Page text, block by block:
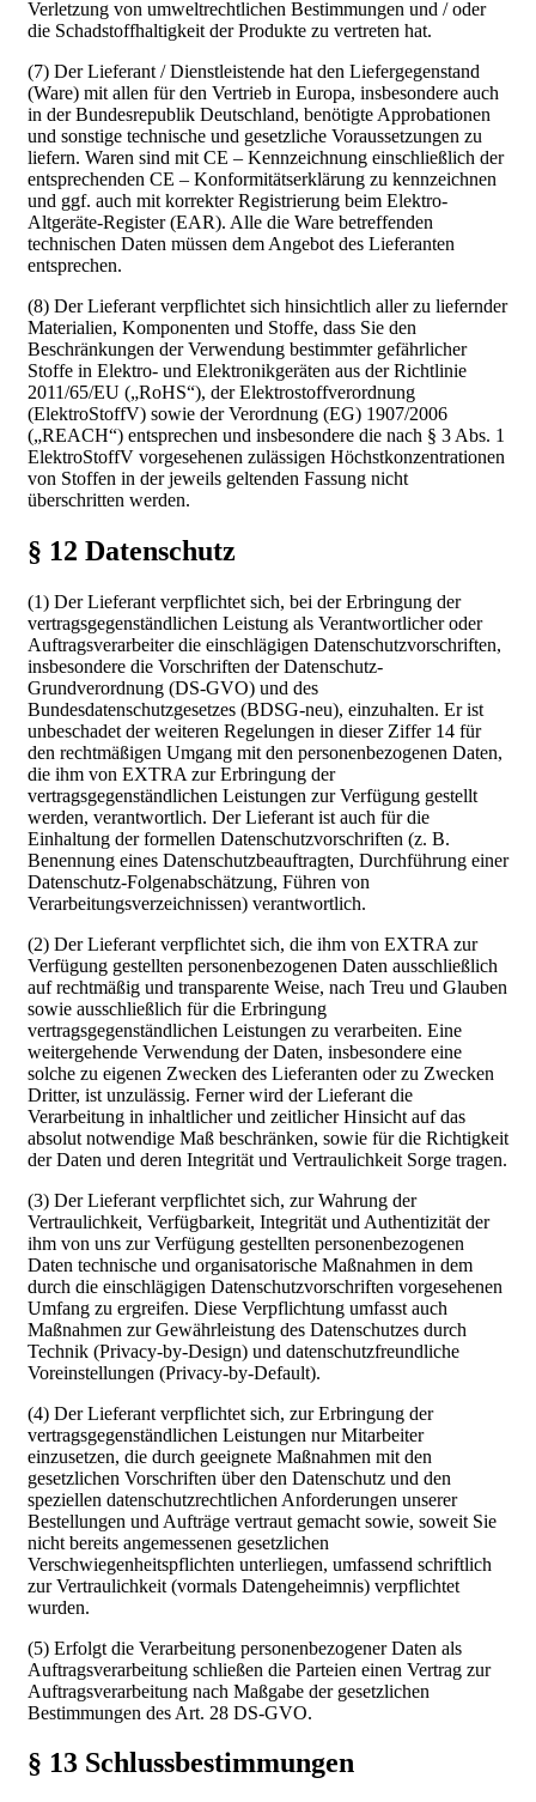
Verletzung von umweltrechtlichen Bestimmungen und / oder
die Schadstoffhaltigkeit der Produkte zu vertreten hat.
(7) Der Lieferant / Dienstleistende hat den Liefergegenstand
(Ware) mit allen für den Vertrieb in Europa, insbesondere auch
in der Bundesrepublik Deutschland, benötigte Approbationen
und sonstige technische und gesetzliche Voraussetzungen zu
liefern. Waren sind mit CE – Kennzeichnung einschließlich der
entsprechenden CE – Konformitätserklärung zu kennzeichnen
und ggf. auch mit korrekter Registrierung beim Elektro-
Altgeräte-Register (EAR). Alle die Ware betreffenden
technischen Daten müssen dem Angebot des Lieferanten
entsprechen.
(8) Der Lieferant verpflichtet sich hinsichtlich aller zu liefernder
Materialien, Komponenten und Stoffe, dass Sie den
Beschränkungen der Verwendung bestimmter gefährlicher
Stoffe in Elektro- und Elektronikgeräten aus der Richtlinie
2011/65/EU („RoHS“), der Elektrostoffverordnung
(ElektroStoffV) sowie der Verordnung (EG) 1907/2006
(„REACH“) entsprechen und insbesondere die nach § 3 Abs. 1
ElektroStoffV vorgesehenen zulässigen Höchstkonzentrationen
von Stoffen in der jeweils geltenden Fassung nicht
überschritten werden.
§ 12 Datenschutz
(1) Der Lieferant verpflichtet sich, bei der Erbringung der
vertragsgegenständlichen Leistung als Verantwortlicher oder
Auftragsverarbeiter die einschlägigen Datenschutzvorschriften,
insbesondere die Vorschriften der Datenschutz-
Grundverordnung (DS-GVO) und des
Bundesdatenschutzgesetzes (BDSG-neu), einzuhalten. Er ist
unbeschadet der weiteren Regelungen in dieser Ziffer 14 für
den rechtmäßigen Umgang mit den personenbezogenen Daten,
die ihm von EXTRA zur Erbringung der
vertragsgegenständlichen Leistungen zur Verfügung gestellt
werden, verantwortlich. Der Lieferant ist auch für die
Einhaltung der formellen Datenschutzvorschriften (z. B.
Benennung eines Datenschutzbeauftragten, Durchführung einer
Datenschutz-Folgenabschätzung, Führen von
Verarbeitungsverzeichnissen) verantwortlich.
(2) Der Lieferant verpflichtet sich, die ihm von EXTRA zur
Verfügung gestellten personenbezogenen Daten ausschließlich
auf rechtmäßig und transparente Weise, nach Treu und Glauben
sowie ausschließlich für die Erbringung
vertragsgegenständlichen Leistungen zu verarbeiten. Eine
weitergehende Verwendung der Daten, insbesondere eine
solche zu eigenen Zwecken des Lieferanten oder zu Zwecken
Dritter, ist unzulässig. Ferner wird der Lieferant die
Verarbeitung in inhaltlicher und zeitlicher Hinsicht auf das
absolut notwendige Maß beschränken, sowie für die Richtigkeit
der Daten und deren Integrität und Vertraulichkeit Sorge tragen.
(3) Der Lieferant verpflichtet sich, zur Wahrung der
Vertraulichkeit, Verfügbarkeit, Integrität und Authentizität der
ihm von uns zur Verfügung gestellten personenbezogenen
Daten technische und organisatorische Maßnahmen in dem
durch die einschlägigen Datenschutzvorschriften vorgesehenen
Umfang zu ergreifen. Diese Verpflichtung umfasst auch
Maßnahmen zur Gewährleistung des Datenschutzes durch
Technik (Privacy-by-Design) und datenschutzfreundliche
Voreinstellungen (Privacy-by-Default).
(4) Der Lieferant verpflichtet sich, zur Erbringung der
vertragsgegenständlichen Leistungen nur Mitarbeiter
einzusetzen, die durch geeignete Maßnahmen mit den
gesetzlichen Vorschriften über den Datenschutz und den
speziellen datenschutzrechtlichen Anforderungen unserer
Bestellungen und Aufträge vertraut gemacht sowie, soweit Sie
nicht bereits angemessenen gesetzlichen
Verschwiegenheitspflichten unterliegen, umfassend schriftlich
zur Vertraulichkeit (vormals Datengeheimnis) verpflichtet
wurden.
(5) Erfolgt die Verarbeitung personenbezogener Daten als
Auftragsverarbeitung schließen die Parteien einen Vertrag zur
Auftragsverarbeitung nach Maßgabe der gesetzlichen
Bestimmungen des Art. 28 DS-GVO.
§ 13 Schlussbestimmungen